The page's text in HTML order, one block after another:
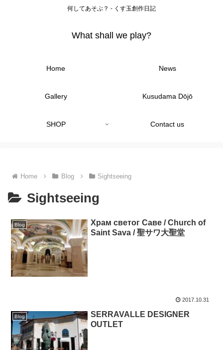
何してあそぶ？ - くす玉創作日記
What shall we play?
Home News
Gallery Kusudama Dōjō
SHOP Contact us
Home Blog Sightseeing
Sightseeing
Blog
Храм светог Саве / Church of
Saint Sava / 聖サワ大聖堂
2017.10.31
Blog
SERRAVALLE DESIGNER
OUTLET